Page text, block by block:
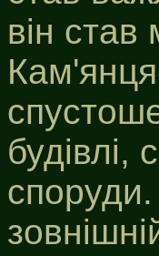
він
будівлі,